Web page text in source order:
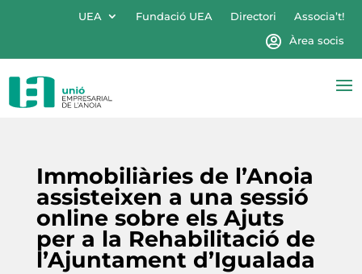
UEA Fundació UEA Directori
Associa’t!
Àrea socis
Immobiliàries de l’Anoia
assisteixen a una sessió
online sobre els Ajuts
per a la Rehabilitació de
l’Ajuntament d’Igualada